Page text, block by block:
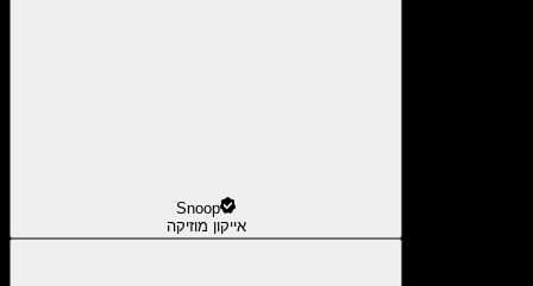
Snoop
אייקון מוזיקה